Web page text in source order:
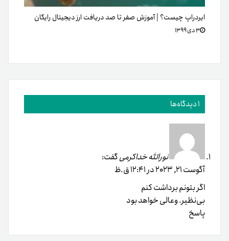
ایردراپ چیست؟ | آموزش صفر تا صد دریافت ارز دیجیتال رایگان
۳ دی ۱۳۹۹
1 دیدگاه‌ها
نورالله خداکرمیگفت:
آگوست 21, 2023 در 12:41 ق.ظ
اگر بتونم برداشت کنم
بی‌نظیر. وعالی خواهد بود
پاسخ